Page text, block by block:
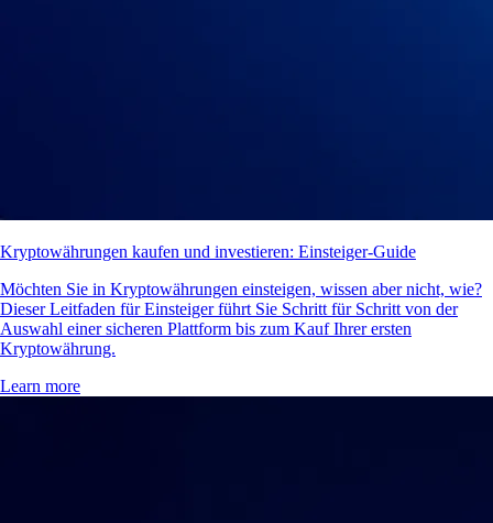
Kryptowährungen kaufen und investieren: Einsteiger-Guide
Möchten Sie in Kryptowährungen einsteigen, wissen aber nicht, wie?
Dieser Leitfaden für Einsteiger führt Sie Schritt für Schritt von der
Auswahl einer sicheren Plattform bis zum Kauf Ihrer ersten
Kryptowährung.
Learn more